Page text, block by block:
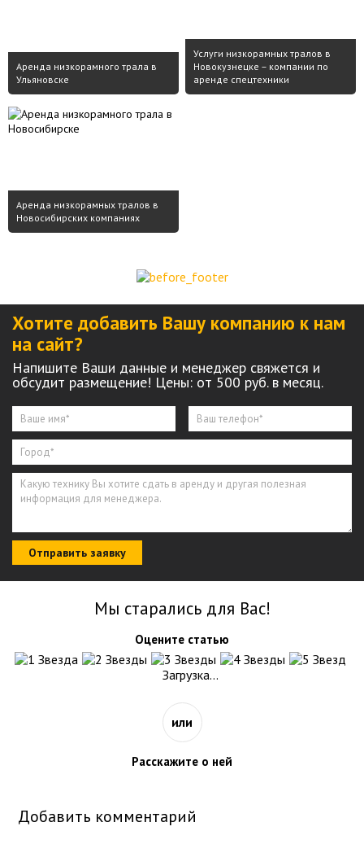
Аренда низкорамного трала в
Ульяновске
Услуги низкорамных тралов в
Новокузнецке – компании по
аренде спецтехники
Аренда низкорамных тралов в
Новосибирских компаниях
Хотите добавить Вашу компанию к нам
на сайт?
Напишите Ваши данные и менеджер свяжется и
обсудит размещение! Цены: от 500 руб. в месяц.
Отправить заявку
Мы старались для Вас!
Оцените статью
Загрузка...
или
Расскажите о ней
Добавить комментарий